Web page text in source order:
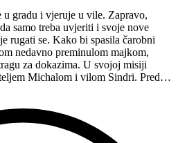
u gradu i vjeruje u vile. Zapravo,
samo treba uvjeriti i svoje nove
rugati se. Kako bi spasila čarobni
nedavno preminulom majkom,
za dokazima. U svojoj misiji
Michalom i vilom Sindri. Pred…